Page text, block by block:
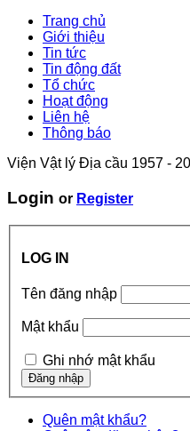
Trang chủ
Giới thiệu
Tin tức
Tin động đất
Tổ chức
Hoạt động
Liên hệ
Thông báo
Viện Vật lý Địa cầu 1957 -
Login or Register
LOG IN
Tên đăng nhập
Mật khẩu
Ghi nhớ mật khẩu
Quên mật khẩu?